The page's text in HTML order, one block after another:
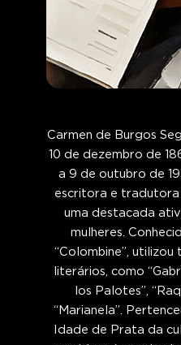
Carmen de Burgos
10 de dezembro de
a 9 de outubro de
escritora e tradutora
uma destacada
mulheres.
“Colombine”,
literários, como
los Palotes”,
“Marianela”.
Idade de Prata da